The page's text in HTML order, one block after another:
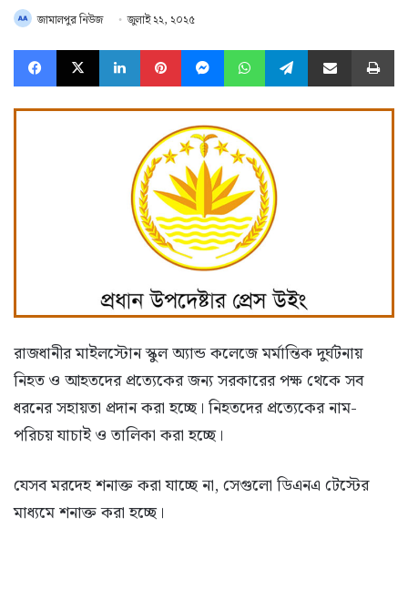
জামালপুর নিউজ জুলাই ২২, ২০২৫
Facebook
X LinkedInPinterestMessengerWhatsAppTelegramShare via Email
রাজধানীর মাইলস্টোন স্কুল অ্যান্ড কলেজে মর্মান্তিক দুর্ঘটনায়
নিহত ও আহতদের প্রত্যেকের জন্য সরকারের পক্ষ থেকে সব
ধরনের সহায়তা প্রদান করা হচ্ছে। নিহতদের প্রত্যেকের নাম-
পরিচয় যাচাই ও তালিকা করা হচ্ছে।
যেসব মরদেহ শনাক্ত করা যাচ্ছে না, সেগুলো ডিএনএ টেস্টের
মাধ্যমে শনাক্ত করা হচ্ছে।